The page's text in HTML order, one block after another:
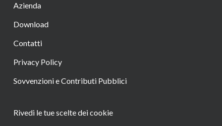
Azienda
Download
Contatti
Privacy Policy
Sovvenzioni e Contributi Pubblici
Rivedi le tue scelte dei cookie